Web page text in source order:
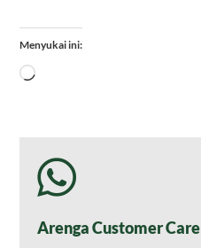
Menyukai ini:
Memuat...
Arenga Customer Care